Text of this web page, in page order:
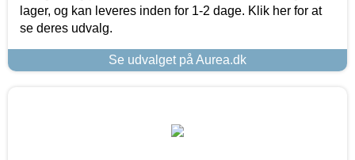
lager, og kan leveres inden for 1-2 dage. Klik her for at
se deres udvalg.
Se udvalget på Aurea.dk